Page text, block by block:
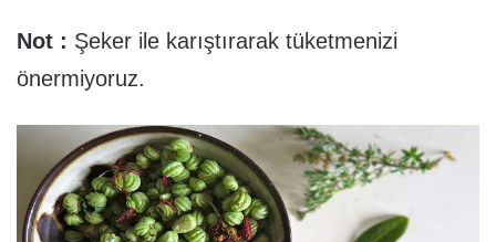
Not : Şeker ile karıştırarak tüketmenizi
önermiyoruz.